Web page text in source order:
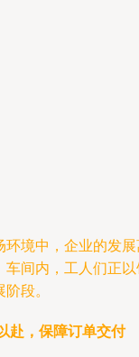
环境中，企业的发
车间内，工人们正
段。
赴，保障订单交付